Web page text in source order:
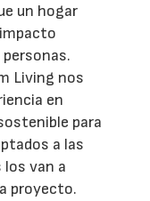
un hogar
Living nos
en
para
a las
los van a
proyecto.